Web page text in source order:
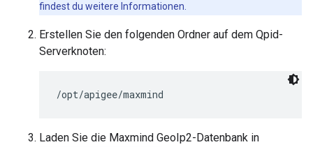
findest du weitere Informationen.
Erstellen Sie den folgenden Ordner auf dem Qpid-
Serverknoten:
/opt/apigee/maxmind
Laden Sie die Maxmind GeoIp2-Datenbank in